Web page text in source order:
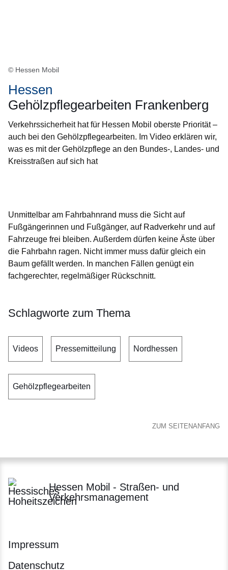
© Hessen Mobil
Hessen
Gehölzpflegearbeiten Frankenberg
Verkehrssicherheit hat für Hessen Mobil oberste Priorität –
auch bei den Gehölzpflegearbeiten. Im Video erklären wir,
was es mit der Gehölzpflege an den Bundes-, Landes- und
Kreisstraßen auf sich hat
Unmittelbar am Fahrbahnrand muss die Sicht auf
Fußgängerinnen und Fußgänger, auf Radverkehr und auf
Fahrzeuge frei bleiben. Außerdem dürfen keine Äste über
die Fahrbahn ragen. Nicht immer muss dafür gleich ein
Baum gefällt werden. In manchen Fällen genügt ein
fachgerechter, regelmäßiger Rückschnitt.
Schlagworte zum Thema
Videos Pressemitteilung Nordhessen
Gehölzpflegearbeiten
ZUM SEITENANFANG
Hessen Mobil - Straßen- und
Verkehrsmanagement
Impressum
Datenschutz